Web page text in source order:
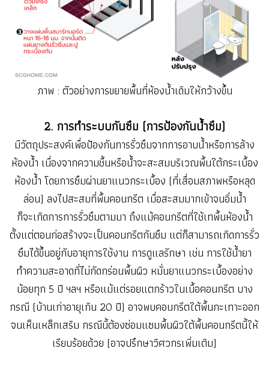
ภาพ : ตัวอย่างการขยายพื้นที่ห้องน้ำเดิมให้กว้างขึ้น
2. การทำระบบกันซึม (การป้องกันน้ำซึม)
มีวัตถุประสงค์เพื่อป้องกันการรั่วซึมจากการอาบน้ำหรือการล้าง
ห้องน้ำ เนื่องจากความชื้นหรือน้ำจะสะสมบริเวณพื้นใต้กระเบื้อง
ห้องน้ำ โดยการซึมผ่านยาแนวกระเบื้อง (ที่เสื่อมสภาพหรือหลุด
ล่อน) ลงไปสะสมที่พื้นคอนกรีต เมื่อสะสมมากเข้าจนอิ่มน้ำ
ก็จะเกิดการการรั่วซึมตามมา ถึงแม้คอนกรีตที่ใช้เทพื้นห้องน้ำ
ตั้งแต่ตอนก่อสร้างจะเป็นคอนกรีตกันซึม แต่ก็สามารถเกิดการรั่ว
ซึมได้ขึ้นอยู่กับอายุการใช้งาน การดูแลรักษา เช่น การใช้น้ำยา
ทำความสะอาดที่ไม่กัดกร่อนพื้นผิว หมั่นยาแนวกระเบื้องอย่าง
น้อยทุก 5 ปี ฯลฯ หรือแม้แต่รอยแตกร้าวในเนื้อคอนกรีต บาง
กรณี (บ้านเก่าอายุเกิน 20 ปี) อาจพบคอนกรีตใต้พื้นกะเทาะออก
จนเห็นเหล็กเสริม กรณีนี้ต้องซ่อมแซมพื้นผิวใต้พื้นคอนกรีตนี้ให้
เรียบร้อยด้วย (อาจปรึกษาวิศวกรเพิ่มเติม)